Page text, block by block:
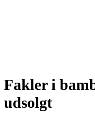
Fakler i
udsolgt